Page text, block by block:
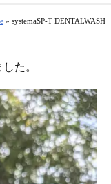
» systemaSP-T DENTALWASH
た。